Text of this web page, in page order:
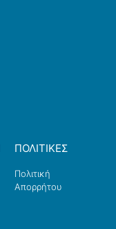
ΠΟΛΙΤΙΚΕΣ
Πολιτική
Απορρήτου